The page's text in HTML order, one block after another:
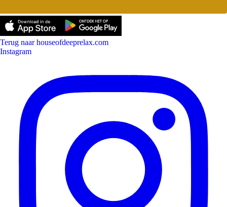
Terug naar houseofdeeprelax.com
Instagram